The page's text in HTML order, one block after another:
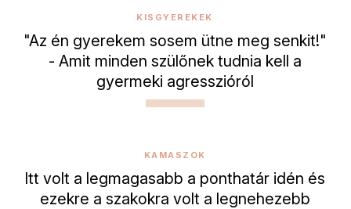
KISGYEREKEK
"Az én gyerekem sosem ütne meg senkit!"
- Amit minden szülőnek tudnia kell a
gyermeki agresszióról
KAMASZOK
Itt volt a legmagasabb a ponthatár idén és
ezekre a szakokra volt a legnehezebb